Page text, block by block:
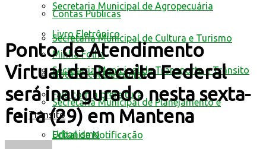
Contas Públicas
Livro Eletrônico
Minha Folha
Nota Fiscal Eletrônica
Fale com a prefeitura
Trânsito
Edital de Notificação
Secretaria Municipal de Agropecuária
Secretaria Municipal de Cultura e Turismo
Secretaria Municipal de Transporte e Trânsito
Secretaria Municipal de Planejamento e
Urbanismo
Ponto de Atendimento
Virtual da Receita Federal
será inaugurado nesta sexta-
feira (29) em Mantena